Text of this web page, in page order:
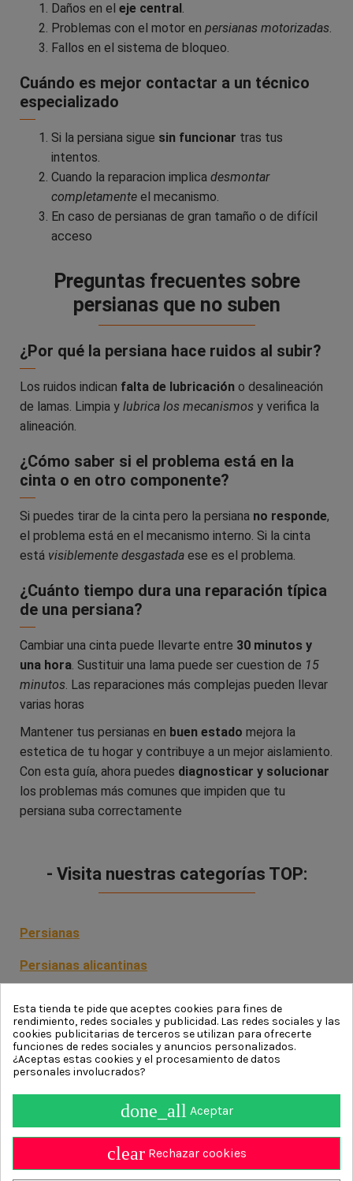
Daños en el eje central .
Problemas con el motor en persianas motorizadas.
Fallos en el sistema de bloqueo.
Cuándo es mejor contactar a un técnico
especializado
Si la persiana sigue sin funcionar tras tus
intentos.
Cuando la reparacion implica desmontar
completamente el mecanismo.
En caso de persianas de gran tamaño o de difícil
acceso
Preguntas frecuentes sobre
persianas que no suben
¿Por qué la persiana hace ruidos al subir?
Los ruidos indican falta de lubricación o desalineación
de lamas. Limpia y lubrica los mecanismos y verifica la
alineación.
¿Cómo saber si el problema está en la
cinta o en otro componente?
Si puedes tirar de la cinta pero la persiana no responde,
el problema está en el mecanismo interno. Si la cinta
está visiblemente desgastada ese es el problema.
¿Cuánto tiempo dura una reparación típica
de una persiana?
Cambiar una cinta puede llevarte entre 30 minutos y
una hora. Sustituir una lama puede ser cuestion de 15
minutos. Las reparaciones más complejas pueden llevar
varias horas
Mantener tus persianas en buen estado mejora la
estetica de tu hogar y contribuye a un mejor aislamiento.
Con esta guía, ahora puedes diagnosticar y solucionar
los problemas más comunes que impiden que tu
persiana suba correctamente
- Visita nuestras categorías TOP:
Persianas
Persianas alicantinas
Persianas venecianas
Esta tienda te pide que aceptes cookies para fines de
rendimiento, redes sociales y publicidad. Las redes sociales y las
cookies publicitarias de terceros se utilizan para ofrecerte
funciones de redes sociales y anuncios personalizados.
¿Aceptas estas cookies y el procesamiento de datos
personales involucrados?
done_all Aceptar
clear Rechazar cookies